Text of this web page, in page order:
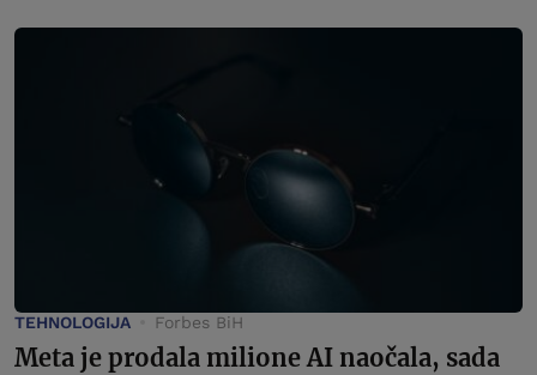
TEHNOLOGIJA Forbes BiH
Meta je prodala milione AI naočala, sada